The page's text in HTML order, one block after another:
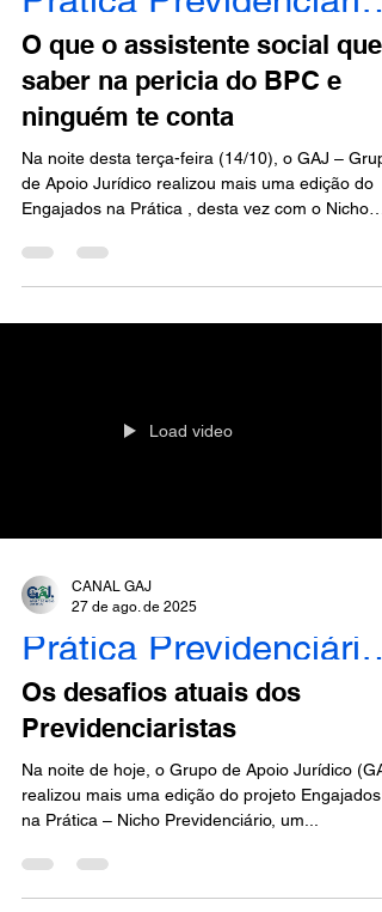
O que o assistente social quer
saber na pericia do BPC e
ninguém te conta
Na noite desta terça-feira (14/10), o GAJ –
de Apoio Jurídico realizou mais uma edição do
Engajados na Prática , desta vez com o Nicho
para quem atua ou deseja atuar na área:💬 “O
que o assistente social quer saber na perícia do
Load video
CANAL GAJ
27 de ago. de 2025
Prática Previdenciária - Engajados
Os desafios atuais dos
Previdenciaristas
Na noite de hoje, o Grupo de Apoio Jurídico
realizou mais uma edição do projeto Engajados
na Prática – Nicho Previdenciário, um...